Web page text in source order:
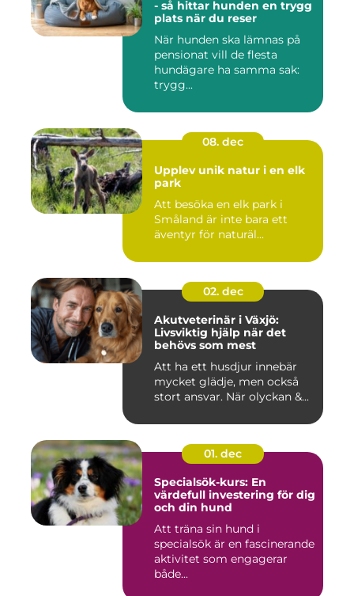
- så hittar hunden en trygg
plats när du reser
När hunden ska lämnas på
pensionat vill de flesta
hundägare ha samma sak:
trygg...
08. dec
Upplev unik natur i en elk
park
Att besöka en elk park i
Småland är inte bara ett
äventyr för naturäl...
02. dec
Akutveterinär i Växjö:
Livsviktig hjälp när det
behövs som mest
Att ha ett husdjur innebär
mycket glädje, men också
stort ansvar. När olyckan &...
01. dec
Specialsök-kurs: En
värdefull investering för dig
och din hund
Att träna sin hund i
specialsök är en fascinerande
aktivitet som engagerar
både...